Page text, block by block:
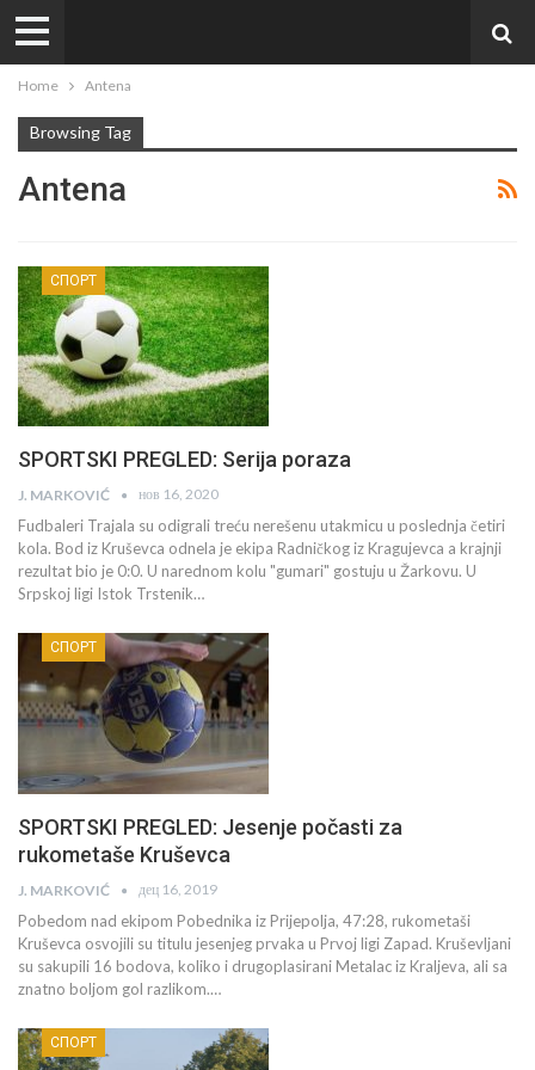
Home Antena
Browsing Tag
Antena
СПОРТ
SPORTSKI PREGLED: Serija poraza
J. MARKOVIĆ нов 16, 2020
Fudbaleri Trajala su odigrali treću nerešenu utakmicu u poslednja četiri
kola. Bod iz Kruševca odnela je ekipa Radničkog iz Kragujevca a krajnji
rezultat bio je 0:0. U narednom kolu "gumari" gostuju u Žarkovu. U
Srpskoj ligi Istok Trstenik…
СПОРТ
SPORTSKI PREGLED: Jesenje počasti za
rukometaše Kruševca
J. MARKOVIĆ дец 16, 2019
Pobedom nad ekipom Pobednika iz Prijepolja, 47:28, rukometaši
Kruševca osvojili su titulu jesenjeg prvaka u Prvoj ligi Zapad. Kruševljani
su sakupili 16 bodova, koliko i drugoplasirani Metalac iz Kraljeva, ali sa
znatno boljom gol razlikom.…
СПОРТ